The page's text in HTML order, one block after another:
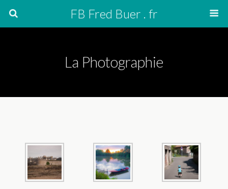
FB Fred Buer . fr
La Photographie